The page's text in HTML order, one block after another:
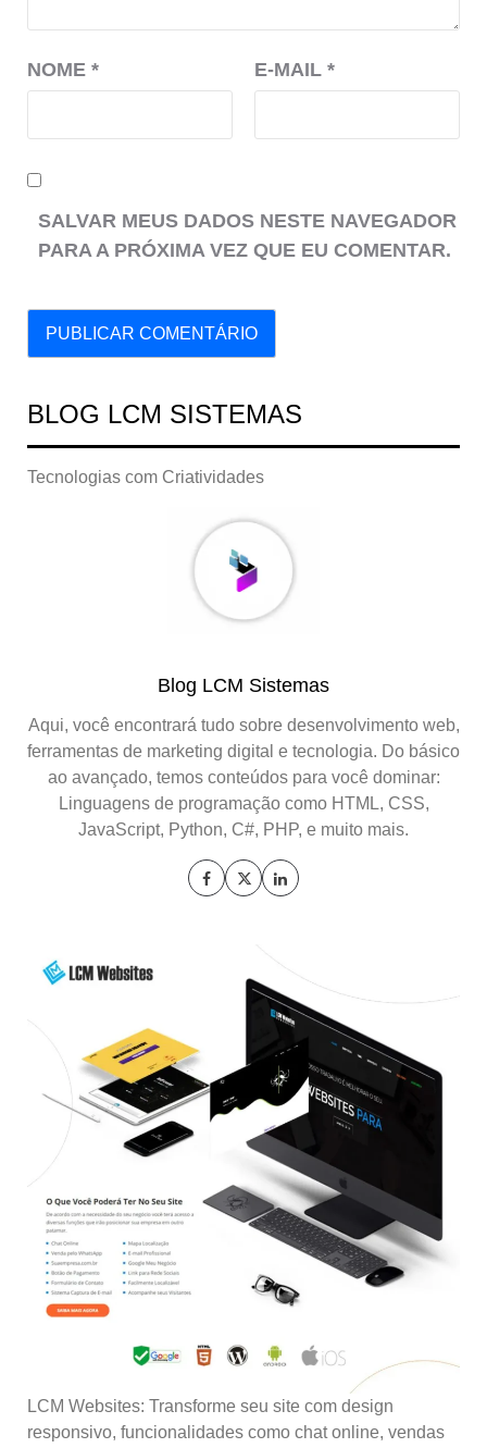
NOME * E-MAIL *
SALVAR MEUS DADOS NESTE NAVEGADOR
PARA A PRÓXIMA VEZ QUE EU COMENTAR.
BLOG LCM SISTEMAS
Tecnologias com Criatividades
Blog LCM Sistemas
Aqui, você encontrará tudo sobre desenvolvimento web,
ferramentas de marketing digital e tecnologia. Do básico
ao avançado, temos conteúdos para você dominar:
Linguagens de programação como HTML, CSS,
JavaScript, Python, C#, PHP, e muito mais.
LCM Websites: Transforme seu site com design
responsivo, funcionalidades como chat online, vendas